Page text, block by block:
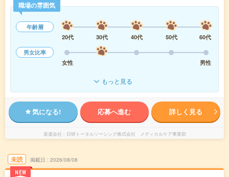
職場の雰囲気
年齢層
20代
30代 40代 50代
60代
男女比率
女性
男性
もっと見る
気になる! 応募へ進む 詳しく見る
派遣会社 日研トータルソーシング株式会社 メディカルケア事業部
未読
NEW
掲載日 2026/08/08